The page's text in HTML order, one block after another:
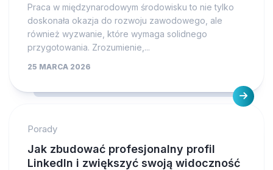
Praca w międzynarodowym środowisku to nie tylko
doskonała okazja do rozwoju zawodowego, ale
również wyzwanie, które wymaga solidnego
przygotowania. Zrozumienie,...
25 MARCA 2026
Porady
Jak zbudować profesjonalny profil
LinkedIn i zwiększyć swoją widoczność